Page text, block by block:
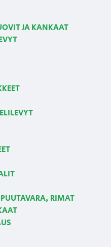
JA KANKAAT
RIMAT